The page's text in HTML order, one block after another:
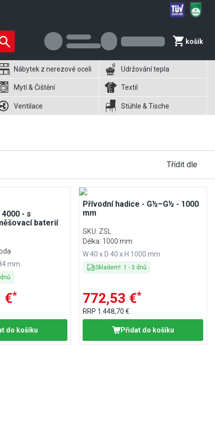
košík
Nábytek z nerezové oceli Udržování tepla
Mytí & Čištění Textil
Ventilace Stühle & Tische
Třídit dle
- s
baterií
mm
dnů
€*
do košíku
Přívodní hadice - G½–G½ - 1000
mm
SKU: ZSL
Délka: 1000 mm
W 40 x D 40 x H 1000 mm
Skladem!: 1 - 3 dnů
772,53 €*
RRP 1.448,70 €
Přidat do košíku